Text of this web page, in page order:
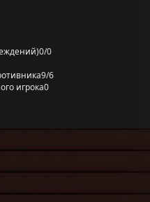
0/0
9/6
игрока0